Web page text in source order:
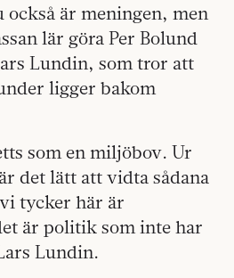
är meningen, men
lär göra Per Bolund
Lundin, som tror att
ligger bakom
som en miljöbov. Ur
det lätt att vidta sådana
tycker här är
är politik som inte har
Lundin.